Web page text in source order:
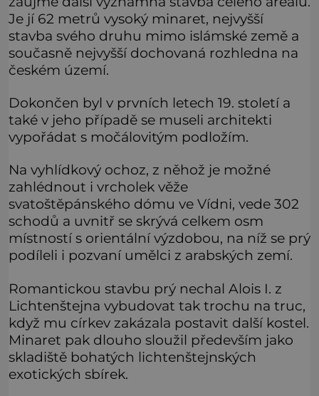
Je jí 62 metrů vysoký minaret, nejvyšší
stavba svého druhu mimo islámské země a
současně nejvyšší dochovaná rozhledna na
českém území.
Dokončen byl v prvních letech 19. století a
také v jeho případě se museli architekti
vypořádat s močálovitým podložím.
Na vyhlídkový ochoz, z něhož je možné
zahlédnout i vrcholek věže
svatoštěpánského dómu ve Vídni, vede 302
schodů a uvnitř se skrývá celkem osm
místností s orientální výzdobou, na níž se prý
podíleli i pozvaní umělci z arabských zemí.
Romantickou stavbu prý nechal Alois I. z
Lichtenštejna vybudovat tak trochu na truc,
když mu církev zakázala postavit další kostel.
Minaret pak dlouho sloužil především jako
skladiště bohatých lichtenštejnských
exotických sbírek.